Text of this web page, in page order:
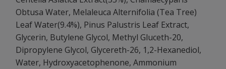
Obtusa Water, Melaleuca Alternifolia (Tea Tree)
Leaf Water(9.4%), Pinus Palustris Leaf Extract,
Glycerin, Butylene Glycol, Methyl Gluceth-20,
Dipropylene Glycol, Glycereth-26, 1,2-Hexanediol,
Water, Hydroxyacetophenone, Ammonium